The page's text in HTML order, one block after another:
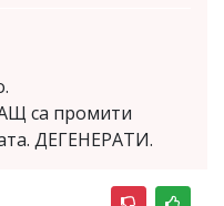
са промити
ДЕГЕНЕРАТИ.